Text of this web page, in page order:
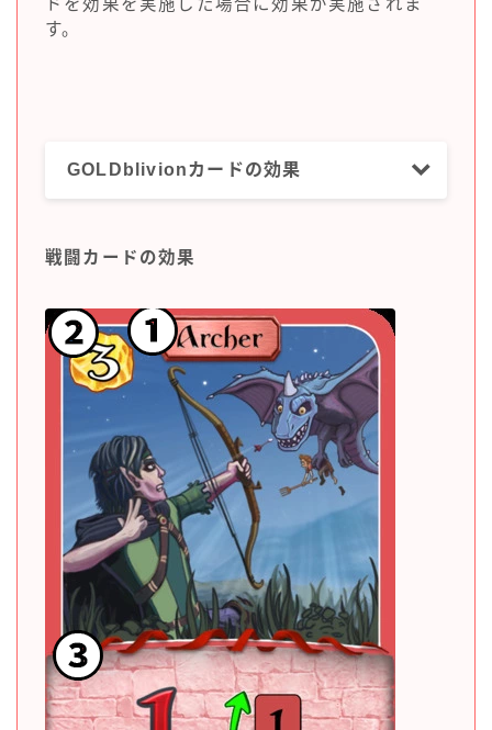
ドを効果を実施した場合に効果が実施されま
す。
GOLDblivionカードの効果
戦闘カードの効果